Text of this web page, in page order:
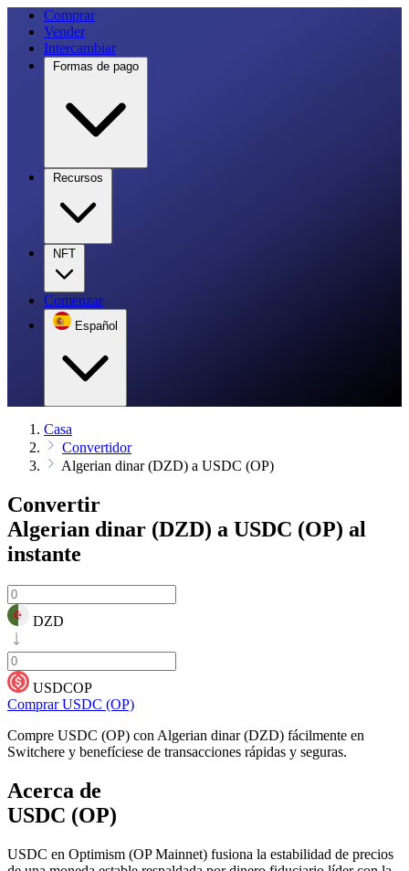
Comprar
Vender
Intercambiar
Formas de pago
Recursos
NFT
Comenzar
Español
Casa
Convertidor
Algerian dinar (DZD) a USDC (OP)
Convertir
Algerian dinar (DZD) a USDC (OP) al
instante
DZD
USDCOP
Comprar USDC (OP)
Compre USDC (OP) con Algerian dinar (DZD) fácilmente en
Switchere y benefíciese de transacciones rápidas y seguras.
Acerca de
USDC (OP)
USDC en Optimism (OP Mainnet) fusiona la estabilidad de precios